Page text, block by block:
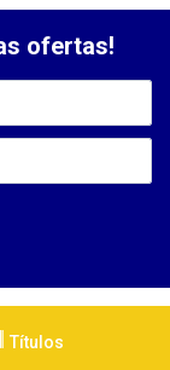
ofertas!
Títulos